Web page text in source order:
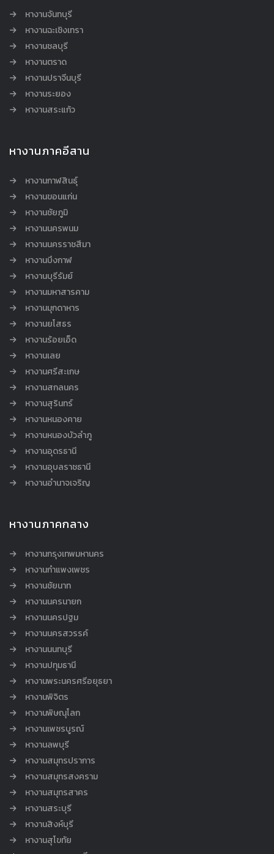
หางานจันทบุรี
หางานฉะเชิงเทรา
หางานชลบุรี
หางานตราด
หางานปราจีนบุรี
หางานระยอง
หางานสระแก้ว
หางานภาคอีสาน
หางานกาฬสินธุ์
หางานขอนแก่น
หางานชัยภูมิ
หางานนครพนม
หางานนครราชสีมา
หางานบึงกาฬ
หางานบุรีรัมย์
หางานมหาสารคาม
หางานมุกดาหาร
หางานยโสธร
หางานร้อยเอ็ด
หางานเลย
หางานศรีสะเกษ
หางานสกลนคร
หางานสุรินทร์
หางานหนองคาย
หางานหนองบัวลำภู
หางานอุดรธานี
หางานอุบลราชธานี
หางานอำนาจเจริญ
หางานภาคกลาง
หางานกรุงเทพมหานคร
หางานกำแพงเพชร
หางานชัยนาท
หางานนครนายก
หางานนครปฐม
หางานนครสวรรค์
หางานนนทบุรี
หางานปทุมธานี
หางานพระนครศรีอยุธยา
หางานพิจิตร
หางานพิษณุโลก
หางานเพชรบูรณ์
หางานลพบุรี
หางานสมุทรปราการ
หางานสมุทรสงคราม
หางานสมุทรสาคร
หางานสระบุรี
หางานสิงห์บุรี
หางานสุโขทัย